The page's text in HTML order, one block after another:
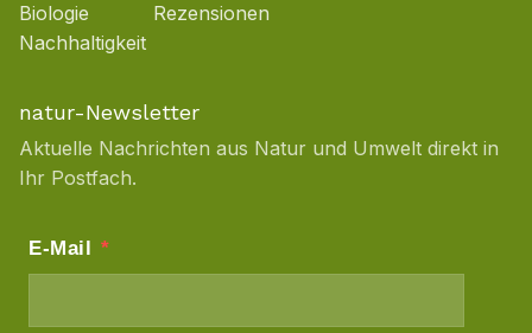
Biologie
Nachhaltigkeit
Rezensionen
natur-Newsletter
Aktuelle Nachrichten aus Natur und Umwelt direkt in
Ihr Postfach.